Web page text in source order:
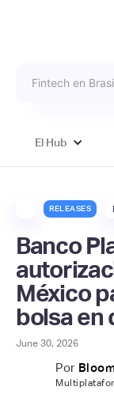
El Hub
RELEASES
Banco
México
bolsa en
June 30, 2026
Por